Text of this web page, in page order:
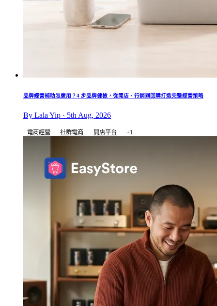
品牌經營補助怎麼用？4 步品牌健檢，從開店、行銷到回購打造完整經營策略
By Lala Yip · 5th Aug, 2026
電商經營 社群電商 開店平台 +1